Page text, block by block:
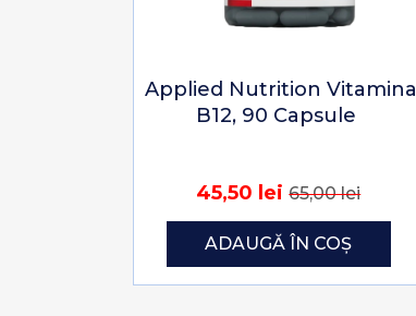
Applied Nutrition Vitamina
B12, 90 Capsule
45,50 lei65,00 lei
ADAUGĂ ÎN COȘ